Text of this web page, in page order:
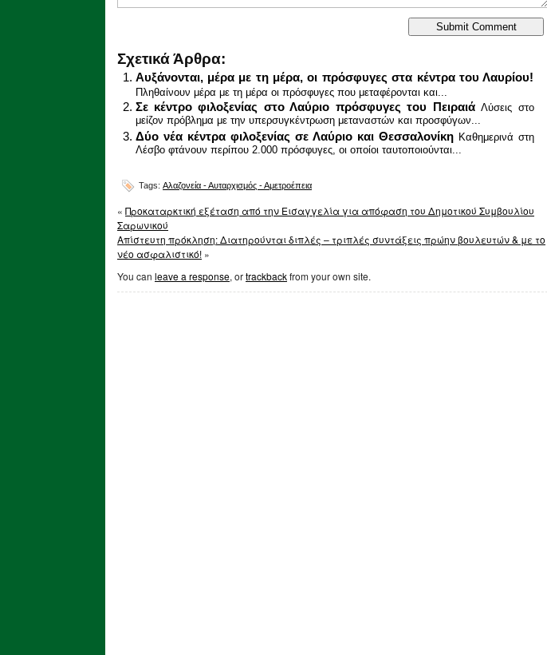
Σχετικά Άρθρα:
Aυξάνονται, μέρα με τη μέρα, οι πρόσφυγες στα κέντρα του Λαυρίου!
Πληθαίνουν μέρα με τη μέρα οι πρόσφυγες που μεταφέρονται και...
Σε κέντρο φιλοξενίας στο Λαύριο πρόσφυγες του Πειραιά Λύσεις στο
μείζον πρόβλημα με την υπερσυγκέντρωση μεταναστών και προσφύγων...
Δύο νέα κέντρα φιλοξενίας σε Λαύριο και Θεσσαλονίκη
Καθημερινά στη
Λέσβο φτάνουν περίπου 2.000 πρόσφυγες, οι οποίοι ταυτοποιούνται...
Tags: Αλαζονεία - Αυταρχισμός - Αμετροέπεια
« Προκαταρκτική εξέταση από την Εισαγγελία για απόφαση του Δημοτικού Συμβουλίου
Σαρωνικού
Απίστευτη πρόκληση: Διατηρούνται διπλές – τριπλές συντάξεις πρώην βουλευτών & με το
νέο ασφαλιστικό! »
You can leave a response, ortrackbackfrom your own site.